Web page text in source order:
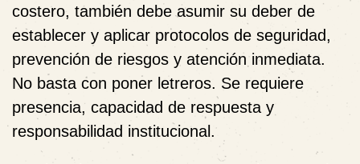
costero, también debe asumir su deber de
establecer y aplicar protocolos de seguridad,
prevención de riesgos y atención inmediata.
No basta con poner letreros. Se requiere
presencia, capacidad de respuesta y
responsabilidad institucional.